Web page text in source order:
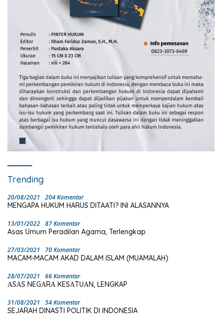
Trending
20/08/2021 204 Komentar
MENGAPA HUKUM HARUS DITAATI? INI ALASANNYA
13/01/2022 87 Komentar
Asas Umum Peradilan Agama, Terlengkap
27/03/2021 70 Komentar
MACAM-MACAM AKAD DALAM ISLAM (MUAMALAH)
28/07/2021 66 Komentar
ΑSΑS NEGΑRΑ KESΑTUΑN, LENGKAP
31/08/2021 54 Komentar
SEJARAH DINASTI POLITIK DI INDONESIA